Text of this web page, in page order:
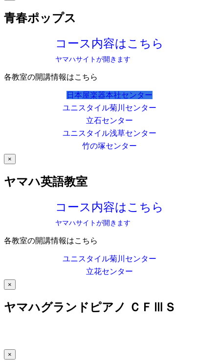
青春ポップス
コース内容はこちら
ヤマハサイトが開きます
各教室の開講情報はこちら
日本屋楽器本社センター
ユニスタイル菊川センター
立石センター
ユニスタイル浅草センター
竹の塚センター
×
ヤマハ英語教室
コース内容はこちら
ヤマハサイトが開きます
各教室の開講情報はこちら
ユニスタイル菊川センター
立花センター
×
ヤマハグランドピアノ ＣＦⅢＳ
×